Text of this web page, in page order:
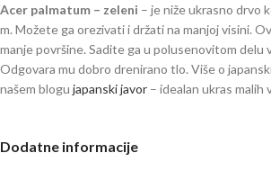
Acer palmatum – zeleni – je niže ukrasno drvo
m. Možete ga orezivati i držati na manjoj visini.
manje površine. Sadite ga u polusenovitom delu
Odgovara mu dobro drenirano tlo. Više o
našem blogu japanski javor – idealan ukras malih
Dodatne informacije